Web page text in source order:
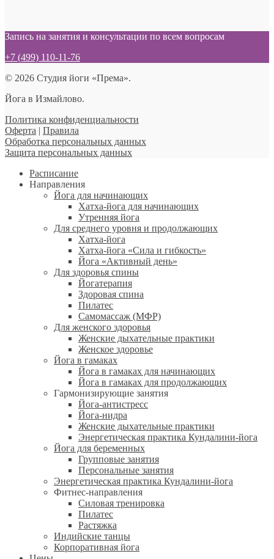
Запись на занятия и консультации по всем вопросам
+7 (499) 110-11-76
© 2026 Студия йоги «Према».
Йога в Измайлово.
Политика конфиденциальности
Оферта | Правила
Обработка персональных данных
Защита персональных данных
Расписание
Направления
Йога для начинающих
Хатха-йога для начинающих
Утренняя йога
Для среднего уровня и продолжающих
Хатха-йога
Хатха-йога «Сила и гибкость»
Йога «Активный день»
Для здоровья спины
Йогатерапия
Здоровая спина
Пилатес
Самомассаж (МФР)
Для женского здоровья
Женские дыхательные практики
Женское здоровье
Йога в гамаках
Йога в гамаках для начинающих
Йога в гамаках для продолжающих
Гармонизирующие занятия
Йога-антистресс
Йога-нидра
Женские дыхательные практики
Энергетическая практика Кундалини-йога
Йога для беременных
Групповые занятия
Персональные занятия
Энергетическая практика Кундалини-йога
Фитнес-направления
Силовая тренировка
Пилатес
Растяжка
Индийские танцы
Корпоративная йога